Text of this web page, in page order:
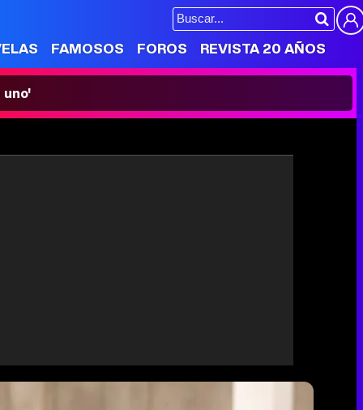
FAMOSOS FOROS REVISTA 20 AÑOS